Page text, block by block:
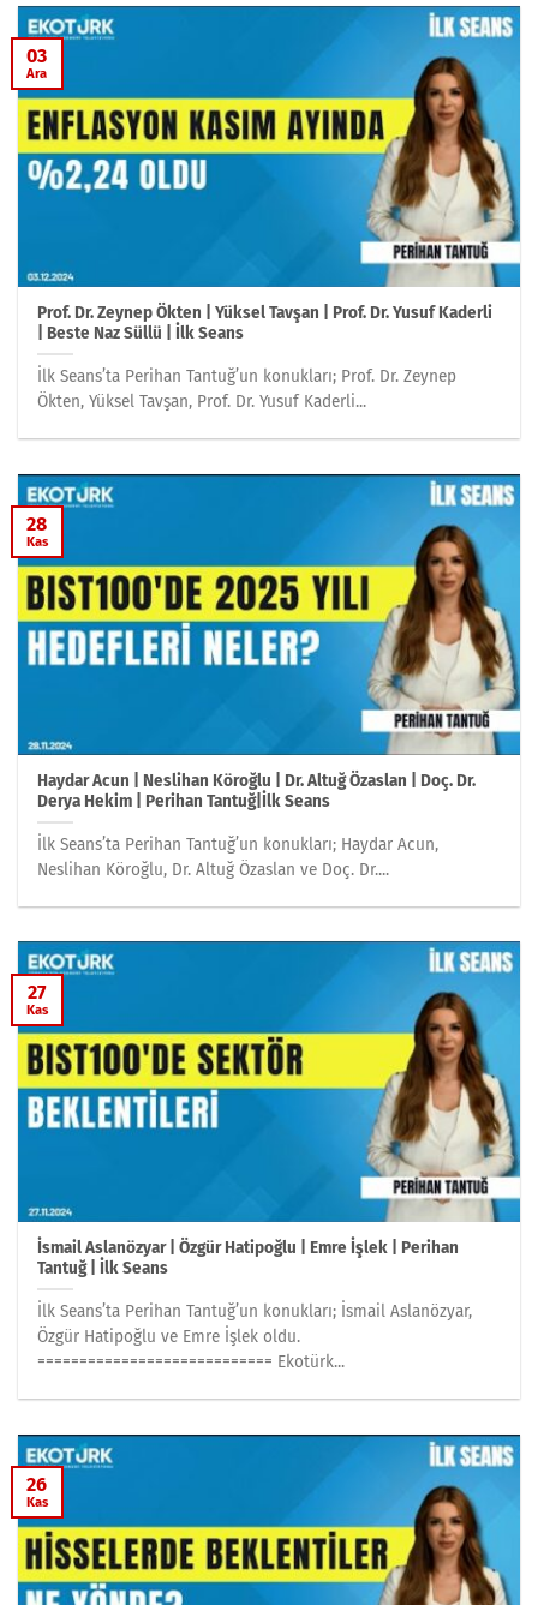
Prof. Dr. Zeynep Ökten | Yüksel Tavşan | Prof. Dr. Yusuf Kaderli
| Beste Naz Süllü | İlk Seans
İlk Seans’ta Perihan Tantuğ’un konukları; Prof. Dr. Zeynep
Ökten, Yüksel Tavşan, Prof. Dr. Yusuf Kaderli...
03
Ara
Haydar Acun | Neslihan Köroğlu | Dr. Altuğ Özaslan | Doç. Dr.
Derya Hekim | Perihan Tantuğ|İlk Seans
İlk Seans’ta Perihan Tantuğ’un konukları; Haydar Acun,
Neslihan Köroğlu, Dr. Altuğ Özaslan ve Doç. Dr....
28
Kas
İsmail Aslanözyar | Özgür Hatipoğlu | Emre İşlek | Perihan
Tantuğ | İlk Seans
İlk Seans’ta Perihan Tantuğ’un konukları; İsmail Aslanözyar,
Özgür Hatipoğlu ve Emre İşlek oldu.
============================ Ekotürk...
27
Kas
26
Kas